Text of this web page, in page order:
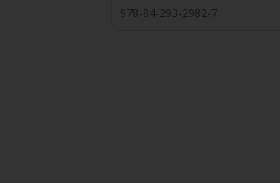
978-84-293-2982-7